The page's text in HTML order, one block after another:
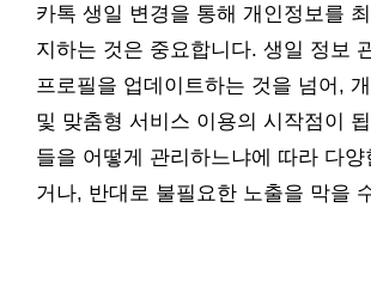
카톡 생일 변경을 통해 개인정보를
지하는 것은 중요합니다. 생일 정보
프로필을 업데이트하는 것을 넘어,
및 맞춤형 서비스 이용의 시작점이
들을 어떻게 관리하느냐에 따라 다양
거나, 반대로 불필요한 노출을 막을